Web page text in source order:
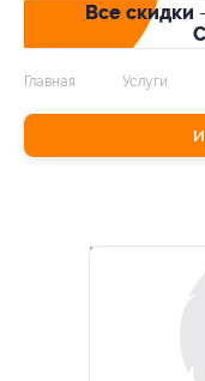
Все скидки
Главная Услуги